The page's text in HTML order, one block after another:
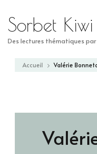
Sorbet Kiwi
Des lectures thématiques
Accueil Valérie